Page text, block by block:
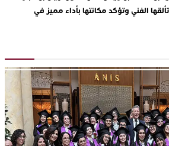
الفني وتؤكد مكانتها بأداء مميز في
بالجديدة
يقود قاطرة التكوين بالجديدة ويستضيف
في دورة استثنائية
المائية.. اختتام فعاليات النسخة الثانية
بمركز الاصطياف ببوزنيقة
والأغنية الأمازيغية.. مهرجان الناظور
الموسيقى المغربية